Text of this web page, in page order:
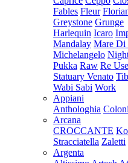
Fables Fleur
Greystone Grunge
Harlequin Icaro
Mandalay Mare Di
Michelangelo
Pukka Raw Re Use
Statuary Venato
Wabi Sabi Work
Appiani
Anthologhia
Arcana
CROCCANTE
Stracciatella Zaletti
Argenta